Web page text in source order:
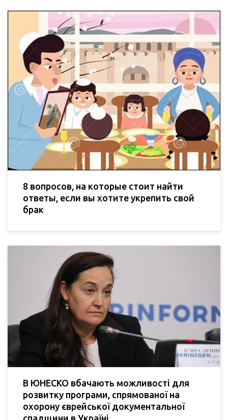
8 вопросов, на которые стоит найти
ответы, если вы хотите укрепить свой
брак
В ЮНЕСКО вбачають можливості для
розвитку програми, спрямованої на
охорону єврейської документальної
спадщини в Україні.